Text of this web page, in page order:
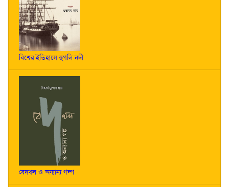
বিশ্বের ইতিহাসে হুগলি নদী
বেদখল ও অন্যান্য গল্প